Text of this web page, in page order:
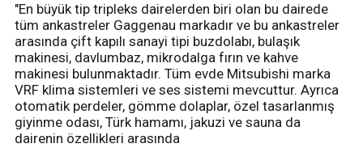
"En büyük tip tripleks dairelerden biri olan bu dairede
tüm ankastreler Gaggenau markadır ve bu ankastreler
arasında çift kapılı sanayi tipi buzdolabı, bulaşık
makinesi, davlumbaz, mikrodalga fırın ve kahve
makinesi bulunmaktadır. Tüm evde Mitsubishi marka
VRF klima sistemleri ve ses sistemi mevcuttur. Ayrıca
otomatik perdeler, gömme dolaplar, özel tasarlanmış
giyinme odası, Türk hamamı, jakuzi ve sauna da
dairenin özellikleri arasında